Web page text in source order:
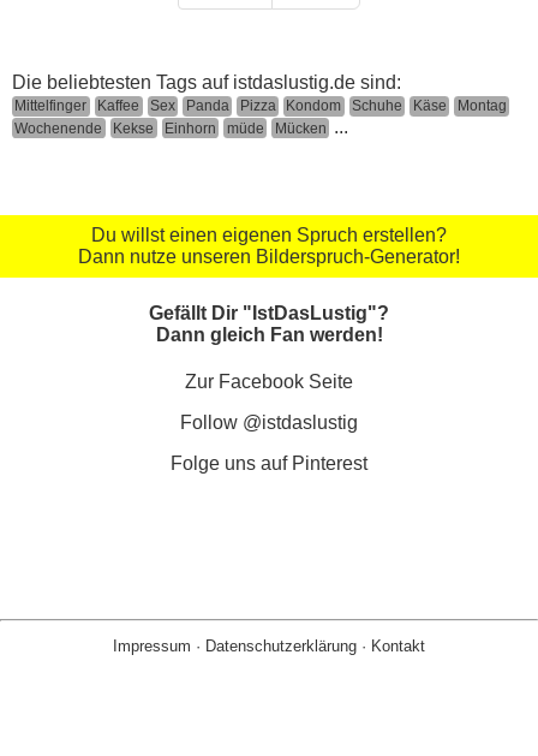
Die beliebtesten Tags auf istdaslustig.de sind:
Mittelfinger Kaffee Sex Panda Pizza Kondom Schuhe Käse
Montag
Wochenende
Kekse Einhorn müde Mücken ...
Du willst einen eigenen Spruch erstellen?
Dann nutze unseren Bilderspruch-Generator!
Gefällt Dir "IstDasLustig"?
Dann gleich Fan werden!
Zur Facebook Seite
Follow @istdaslustig
Folge uns auf Pinterest
Impressum · Datenschutzerklärung · Kontakt